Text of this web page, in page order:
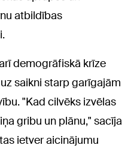
atbildības
demogrāfiskā krīze
saikni starp garīgajām
"Kad cilvēks izvēlas
gribu un plānu," sacīja
ietver aicinājumu